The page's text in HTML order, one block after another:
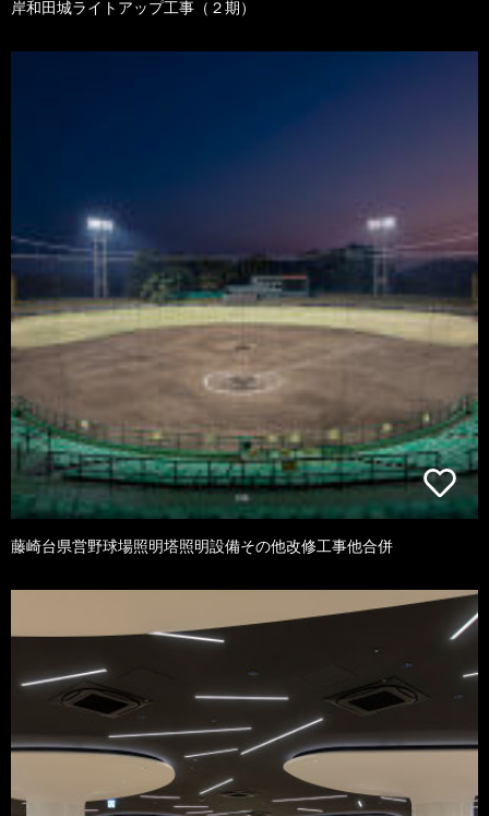
岸和田城ライトアップ工事（２期）
藤崎台県営野球場照明塔照明設備その他改修工事他合併